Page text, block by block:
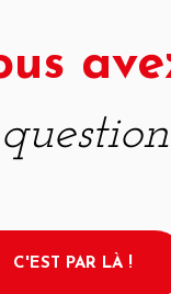
C'EST PAR LÀ !